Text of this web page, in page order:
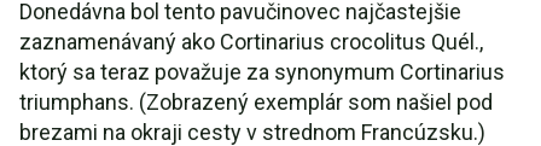
Donedávna bol tento pavučinovec najčastejšie
zaznamenávaný ako Cortinarius crocolitus Quél.,
ktorý sa teraz považuje za synonymum Cortinarius
triumphans. (Zobrazený exemplár som našiel pod
brezami na okraji cesty v strednom Francúzsku.)